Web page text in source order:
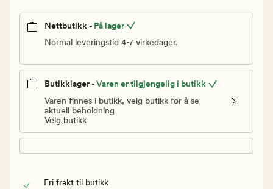
Nettbutikk - På lager
Normal leveringstid 4-7 virkedager.
Butikklager -Varen er tilgjengelig i butikk
Varen finnes i butikk, velg butikk for å se
aktuell beholdning
Velg butikk
Fri frakt til butikk